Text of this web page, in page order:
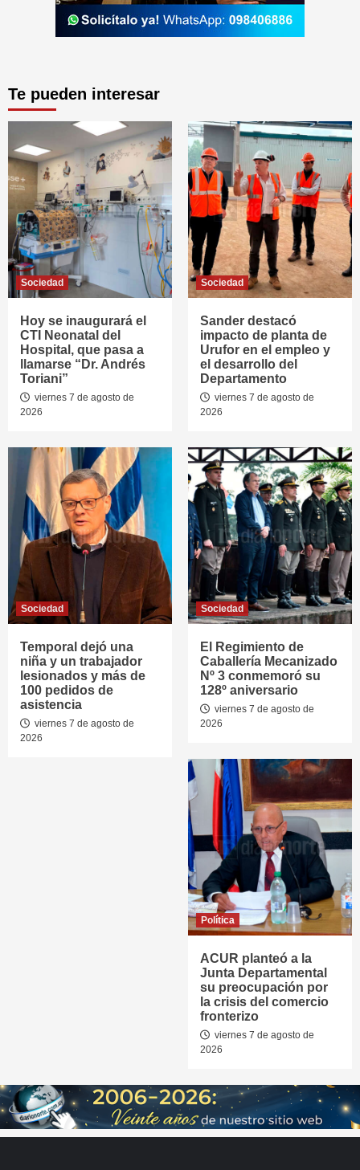
Te pueden interesar
Sociedad
Hoy se inaugurará el
CTI Neonatal del
Hospital, que pasa a
llamarse “Dr. Andrés
Toriani”
viernes 7 de agosto de
2026
Sociedad
Sander destacó
impacto de planta de
Urufor en el empleo y
el desarrollo del
Departamento
viernes 7 de agosto de
2026
Sociedad
Temporal dejó una
niña y un trabajador
lesionados y más de
100 pedidos de
asistencia
viernes 7 de agosto de
2026
Sociedad
El Regimiento de
Caballería Mecanizado
Nº 3 conmemoró su
128º aniversario
viernes 7 de agosto de
2026
Política
ACUR planteó a la
Junta Departamental
su preocupación por
la crisis del comercio
fronterizo
viernes 7 de agosto de
2026